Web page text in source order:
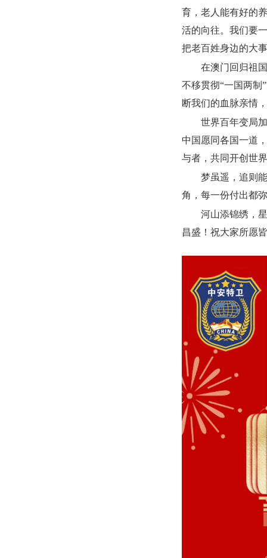
育，老人能有好的
活的向往。我们要
把老百姓身边的大
在澳门回归祖
不移贯彻“一国两制
断我们的血脉亲情
世界百年变局
中国愿同各国一道
与者，共同开创世
梦虽遥，追则
角，每一份付出都
河山添锦绣，
昌盛！祝大家所愿